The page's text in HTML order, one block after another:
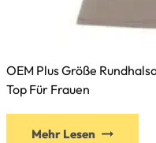
OEM Plus Größe
Top Für Frauen
Mehr Lesen